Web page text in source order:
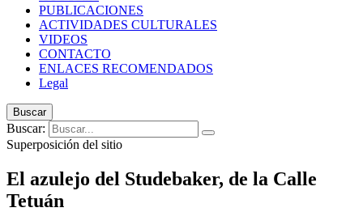
PUBLICACIONES
ACTIVIDADES CULTURALES
VIDEOS
CONTACTO
ENLACES RECOMENDADOS
Legal
Buscar
Buscar:
Superposición del sitio
El azulejo del Studebaker, de la Calle
Tetuán